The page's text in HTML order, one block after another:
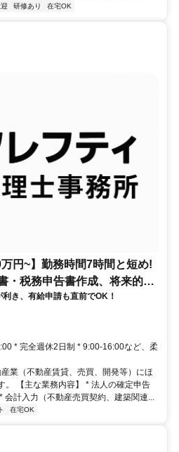
研修あり 在宅OK
円~】勤務時間7時間と短め!
・税務申告書作成、将来的に
き、有給申請も直前でOK！
* 完全週休2日制 * 9:00-16:00など、柔
業（不動産賃貸、売買、開発等）にほ
。 【主な業務内容】 * 法人の確定申告
会計入力（不動産売買契約、建築関連...
在宅OK